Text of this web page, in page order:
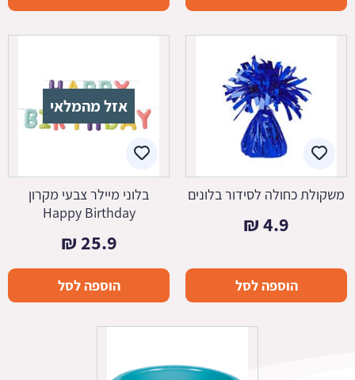
משקולת כחולה לסידור בלונים
4.9
₪
הוספה לסל
אזל מהמלאי
בלוני מיילר צבעי מקרון
Happy Birthday
25.9
₪
הוספה לסל